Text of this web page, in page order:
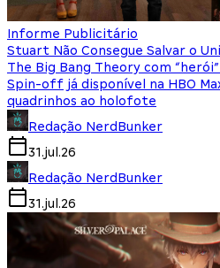
Informe Publicitário
Stuart Não Consegue Salvar o
The Big Bang Theory com
Spin-off já disponível na HBO
quadrinhos ao holofote
Redação NerdBunker
31.jul.26
Redação NerdBunker
31.jul.26